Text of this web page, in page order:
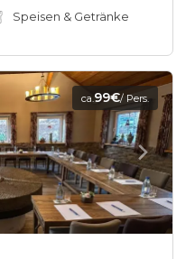
Speisen & Getränke
ca.99€/ Pers.